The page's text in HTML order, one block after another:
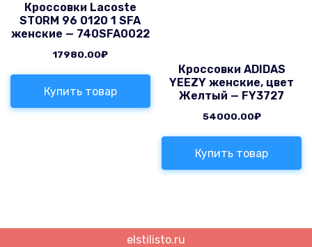
Кроссовки Lacoste
STORM 96 0120 1 SFA
женские — 740SFA0022
17980.00₽
Купить товар
Кроссовки ADIDAS
YEEZY женские, цвет
Желтый — FY3727
54000.00₽
Купить товар
elstilisto.ru